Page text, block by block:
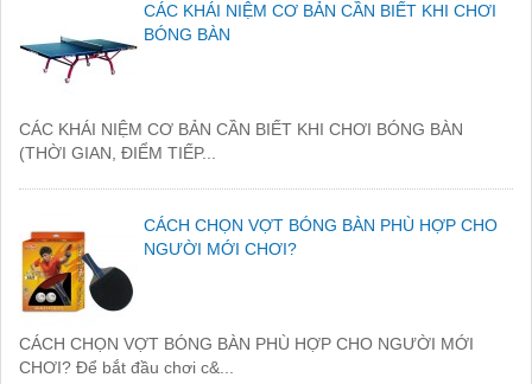
CÁC KHÁI NIỆM CƠ BẢN CẦN BIẾT KHI CHƠI
BÓNG BÀN
CÁC KHÁI NIỆM CƠ BẢN CẦN BIẾT KHI CHƠI BÓNG BÀN
(THỜI GIAN, ĐIỂM TIẾP...
CÁCH CHỌN VỢT BÓNG BÀN PHÙ HỢP CHO
NGƯỜI MỚI CHƠI?
CÁCH CHỌN VỢT BÓNG BÀN PHÙ HỢP CHO NGƯỜI MỚI
CHƠI? Để bắt đầu chơi c&...